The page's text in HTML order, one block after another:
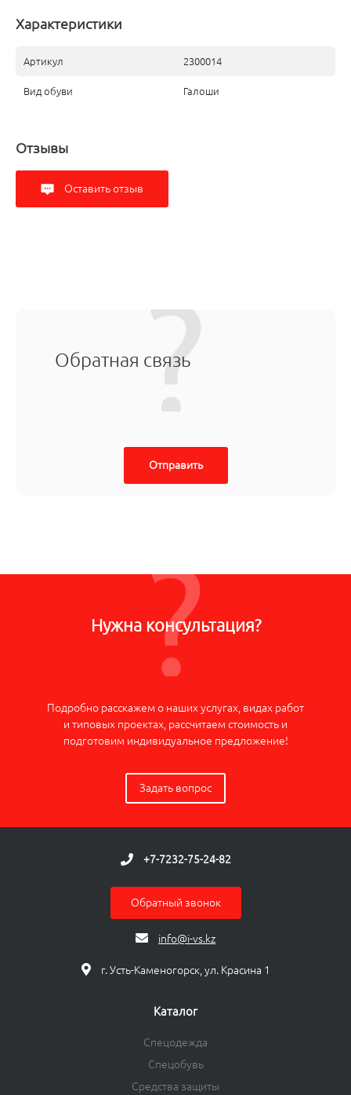
Характеристики
Артикул 2300014
Вид обуви Галоши
Отзывы
Оставить отзыв
Обратная связь
Отправить
Нужна консультация?
Подробно расскажем о наших услугах, видах работ
и типовых проектах, рассчитаем стоимость и
подготовим индивидуальное предложение!
Задать вопрос
+7-7232-75-24-82
Обратный звонок
info@i-vs.kz
г. Усть-Каменогорск, ул. Красина 1
Каталог
Спецодежда
Спецобувь
Средства защиты